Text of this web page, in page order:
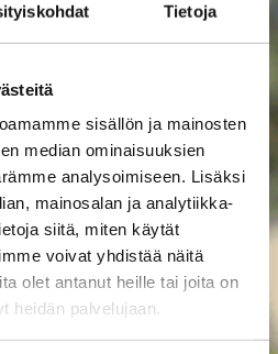
Tietoja
sisällön ja mainosten
median ominaisuuksien
analysoimiseen. Lisäksi
mainosalan ja analytiikka-
siitä, miten käytät
voivat yhdistää näitä
olet antanut heille tai joita on
heidän palvelujaan.